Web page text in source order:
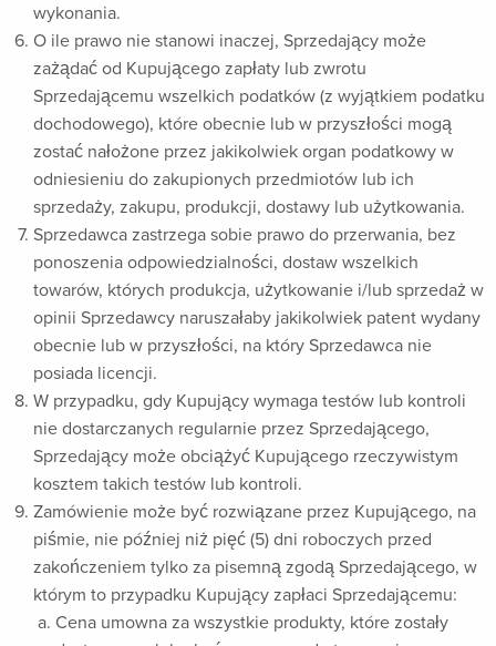
wykonania.
O ile prawo nie stanowi inaczej, Sprzedający może
zażądać od Kupującego zapłaty lub zwrotu
Sprzedającemu wszelkich podatków (z wyjątkiem podatku
dochodowego), które obecnie lub w przyszłości mogą
zostać nałożone przez jakikolwiek organ podatkowy w
odniesieniu do zakupionych przedmiotów lub ich
sprzedaży, zakupu, produkcji, dostawy lub użytkowania.
Sprzedawca zastrzega sobie prawo do przerwania, bez
ponoszenia odpowiedzialności, dostaw wszelkich
towarów, których produkcja, użytkowanie i/lub sprzedaż w
opinii Sprzedawcy naruszałaby jakikolwiek patent wydany
obecnie lub w przyszłości, na który Sprzedawca nie
posiada licencji.
W przypadku, gdy Kupujący wymaga testów lub kontroli
nie dostarczanych regularnie przez Sprzedającego,
Sprzedający może obciążyć Kupującego rzeczywistym
kosztem takich testów lub kontroli.
Zamówienie może być rozwiązane przez Kupującego, na
piśmie, nie później niż pięć (5) dni roboczych przed
zakończeniem tylko za pisemną zgodą Sprzedającego, w
którym to przypadku Kupujący zapłaci Sprzedającemu:
Cena umowna za wszystkie produkty, które zostały